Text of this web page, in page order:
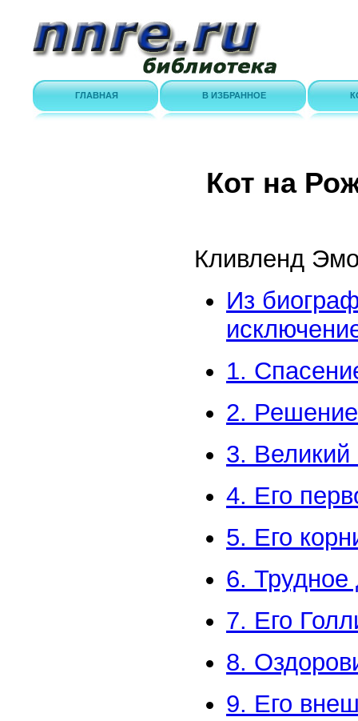
ГЛАВНАЯ В ИЗБРАННОЕ
Кот на
Кливленд
Из
1.
2. Решение
3.
4. Его
5. Его
6. Трудное
7. Его
8.
9. Его